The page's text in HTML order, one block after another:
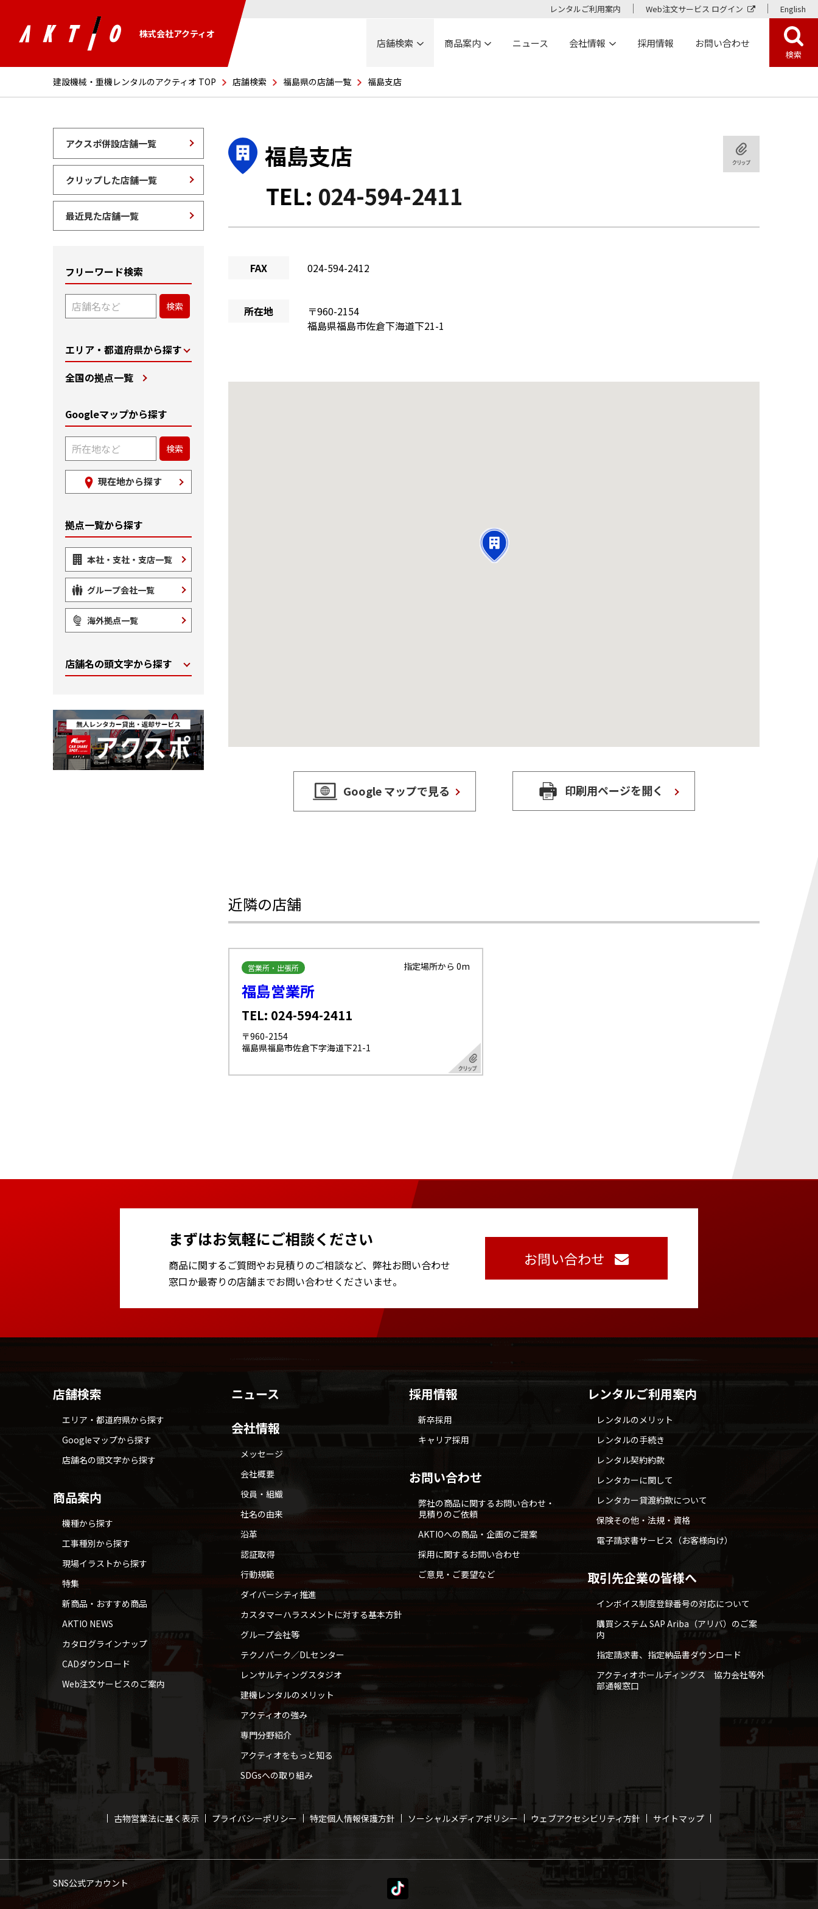
株式会社アクティオ
レンタルご利用案内 Web注文サービス ログイン English
店舗検索 商品案内 ニュース 会社情報 採用情報 お問い合わせ
検索
建設機械・重機レンタルのアクティオ TOP 店舗検索 福島県の店舗一覧 福島支店
福島支店
TEL: 024-594-2411
FAX 024-594-2412
所在地 〒960-2154
福島県福島市佐倉下海道下21-1
Google マップで見る 印刷用ページを開く
近隣の店舗
営業所・出張所 指定場所から 0m
福島営業所
TEL: 024-594-2411
〒960-2154
福島県福島市佐倉下字海道下21-1
アクスポ併設店舗一覧
クリップした店舗一覧
最近見た店舗一覧
フリーワード検索
エリア・都道府県から探す
全国の拠点一覧
Googleマップから探す
現在地から探す
拠点一覧から探す
本社・支社・支店一覧
グループ会社一覧
海外拠点一覧
店舗名の頭文字から探す
まずはお気軽にご相談ください
商品に関するご質問やお見積りのご相談など、 弊社お問い合わせ
窓口か最寄りの店舗までお問い合わせくださいませ。
お問い合わせ
店舗検索
エリア・都道府県から探す
Googleマップから探す
店舗名の頭文字から探す
商品案内
機種から探す
工事種別から探す
現場イラストから探す
特集
新商品・おすすめ商品
AKTIO NEWS
カタログラインナップ
CADダウンロード
Web注文サービスのご案内
ニュース
会社情報
メッセージ
会社概要
役員・組織
社名の由来
沿革
認証取得
行動規範
ダイバーシティ推進
カスタマーハラスメントに対する基本方針
グループ会社等
テクノパーク／DLセンター
レンサルティングスタジオ
建機レンタルのメリット
アクティオの強み
専門分野紹介
アクティオをもっと知る
SDGsへの取り組み
採用情報
新卒採用
キャリア採用
お問い合わせ
弊社の商品に関するお問い合わせ・
見積りのご依頼
AKTIOへの商品・企画のご提案
採用に関するお問い合わせ
ご意見・ご要望など
レンタルご利用案内
レンタルのメリット
レンタルの手続き
レンタル契約約款
レンタカーに関して
レンタカー貸渡約款について
保険その他・法規・資格
電子請求書サービス（お客様向け）
取引先企業の皆様へ
インボイス制度登録番号の対応について
購買システム SAP Ariba（アリバ）のご案
内
指定請求書、指定納品書ダウンロード
アクティオホールディングス 協力会社等外
部通報窓口
古物営業法に基く表示 プライバシーポリシー 特定個人情報保護方針 ソーシャルメディアポリシー ウェブアクセシビリティ方針 サイトマップ
SNS公式アカウント